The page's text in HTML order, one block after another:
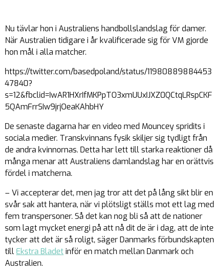
Nu tävlar hon i Australiens handbollslandslag för damer.
När Australien tidigare i år kvalificerade sig för VM gjorde
hon mål i alla matcher.
https://twitter.com/basedpoland/status/11980889884453
47840?
s=12&fbclid=IwAR1HXrIfMKPpTO3xmUUxIJXZ0QCtqLRspCKF
5QAmFrrSIw9jrjOeaKAhbHY
De senaste dagarna har en video med Mouncey spridits i
sociala medier. Transkvinnans fysik skiljer sig tydligt från
de andra kvinnornas. Detta har lett till starka reaktioner då
många menar att Australiens damlandslag har en orättvis
fördel i matcherna.
– Vi accepterar det, men jag tror att det på lång sikt blir en
svår sak att hantera, när vi plötsligt ställs mot ett lag med
fem transpersoner. Så det kan nog bli så att de nationer
som lagt mycket energi på att nå dit de är i dag, att de inte
tycker att det är så roligt, säger Danmarks förbundskapten
tillEkstra Bladetinför en match mellan Danmark och
Australien.